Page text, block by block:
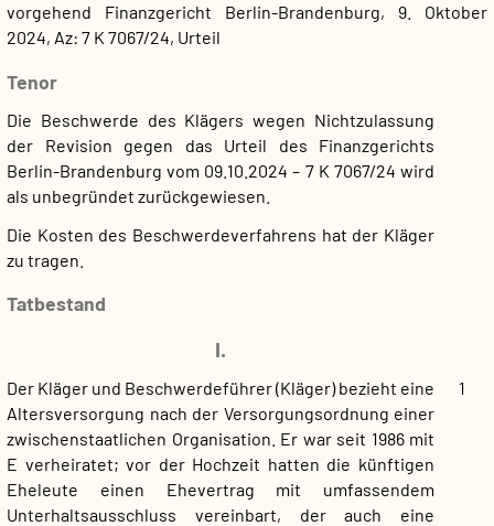
vorgehend Finanzgericht Berlin-Brandenburg, 9. Oktober
2024, Az: 7 K 7067/24, Urteil
Tenor
Die Beschwerde des Klägers wegen Nichtzulassung
der Revision gegen das Urteil des Finanzgerichts
Berlin-Brandenburg vom 09.10.2024 – 7 K 7067/24 wird
als unbegründet zurückgewiesen.
Die Kosten des Beschwerdeverfahrens hat der Kläger
zu tragen.
Tatbestand
I.
1
Der Kläger und Beschwerdeführer (Kläger) bezieht eine
Altersversorgung nach der Versorgungsordnung einer
zwischenstaatlichen Organisation. Er war seit 1986 mit
E verheiratet; vor der Hochzeit hatten die künftigen
Eheleute einen Ehevertrag mit umfassendem
Unterhaltsausschluss vereinbart, der auch eine